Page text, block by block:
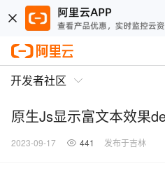
开发者社区
原生Js显示富文本效果
2023-09-17 441 发布于吉林